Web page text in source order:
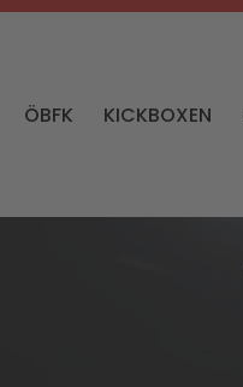
ÖBFK KICKBOXEN